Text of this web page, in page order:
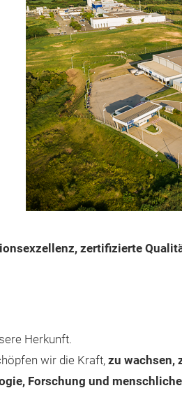
zertifizierte
Herkunft.
wir die Kraft, zu wachsen,
Forschung und